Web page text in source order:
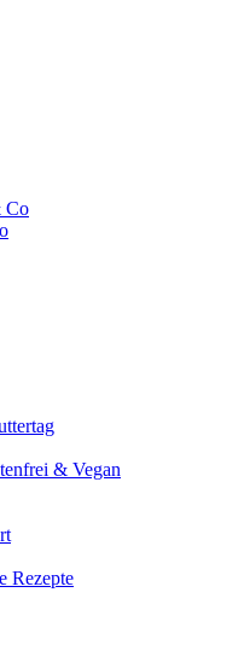
Co
& Vegan
Rezepte